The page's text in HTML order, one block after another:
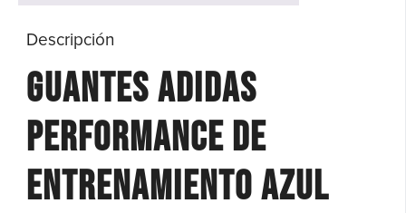
Descripción
Guantes Adidas
Performance de
entrenamiento Azul